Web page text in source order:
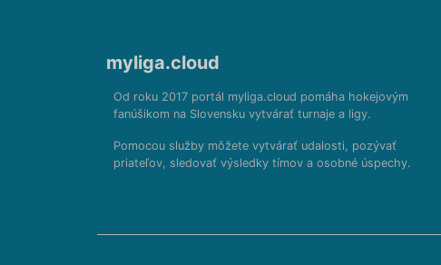
myliga.cloud
Od roku 2017 portál myliga.cloud pomáha hokejovým
fanúšikom na Slovensku vytvárať turnaje a ligy.
Pomocou služby môžete vytvárať udalosti, pozývať
priateľov, sledovať výsledky tímov a osobné úspechy.